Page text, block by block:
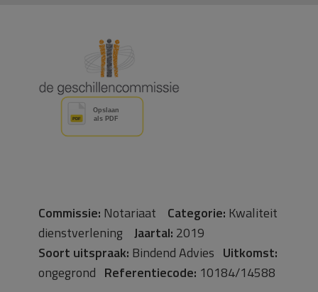
Commissie: Notariaat Categorie: Kwaliteit
dienstverlening Jaartal: 2019
Soort uitspraak: Bindend Advies Uitkomst:
ongegrond Referentiecode: 10184/14588